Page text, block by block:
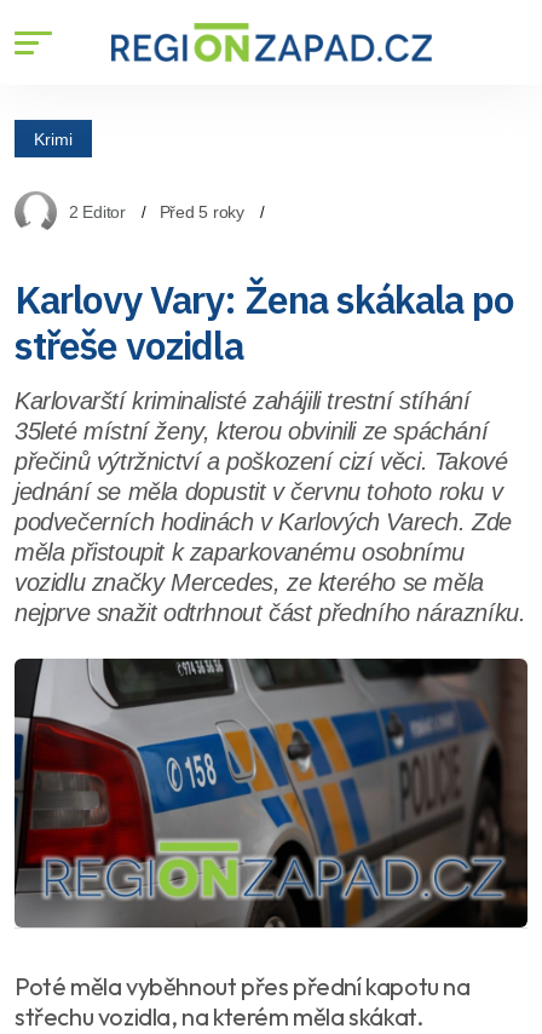
Krimi
2 Editor Před 5 roky
Karlovy Vary: Žena skákala po
střeše vozidla
Karlovarští kriminalisté zahájili trestní stíhání
35leté místní ženy, kterou obvinili ze spáchání
přečinů výtržnictví a poškození cizí věci. Takové
jednání se měla dopustit v červnu tohoto roku v
podvečerních hodinách v Karlových Varech. Zde
měla přistoupit k zaparkovanému osobnímu
vozidlu značky Mercedes, ze kterého se měla
nejprve snažit odtrhnout část předního nárazníku.
Poté měla vyběhnout přes přední kapotu na
střechu vozidla, na kterém měla skákat.